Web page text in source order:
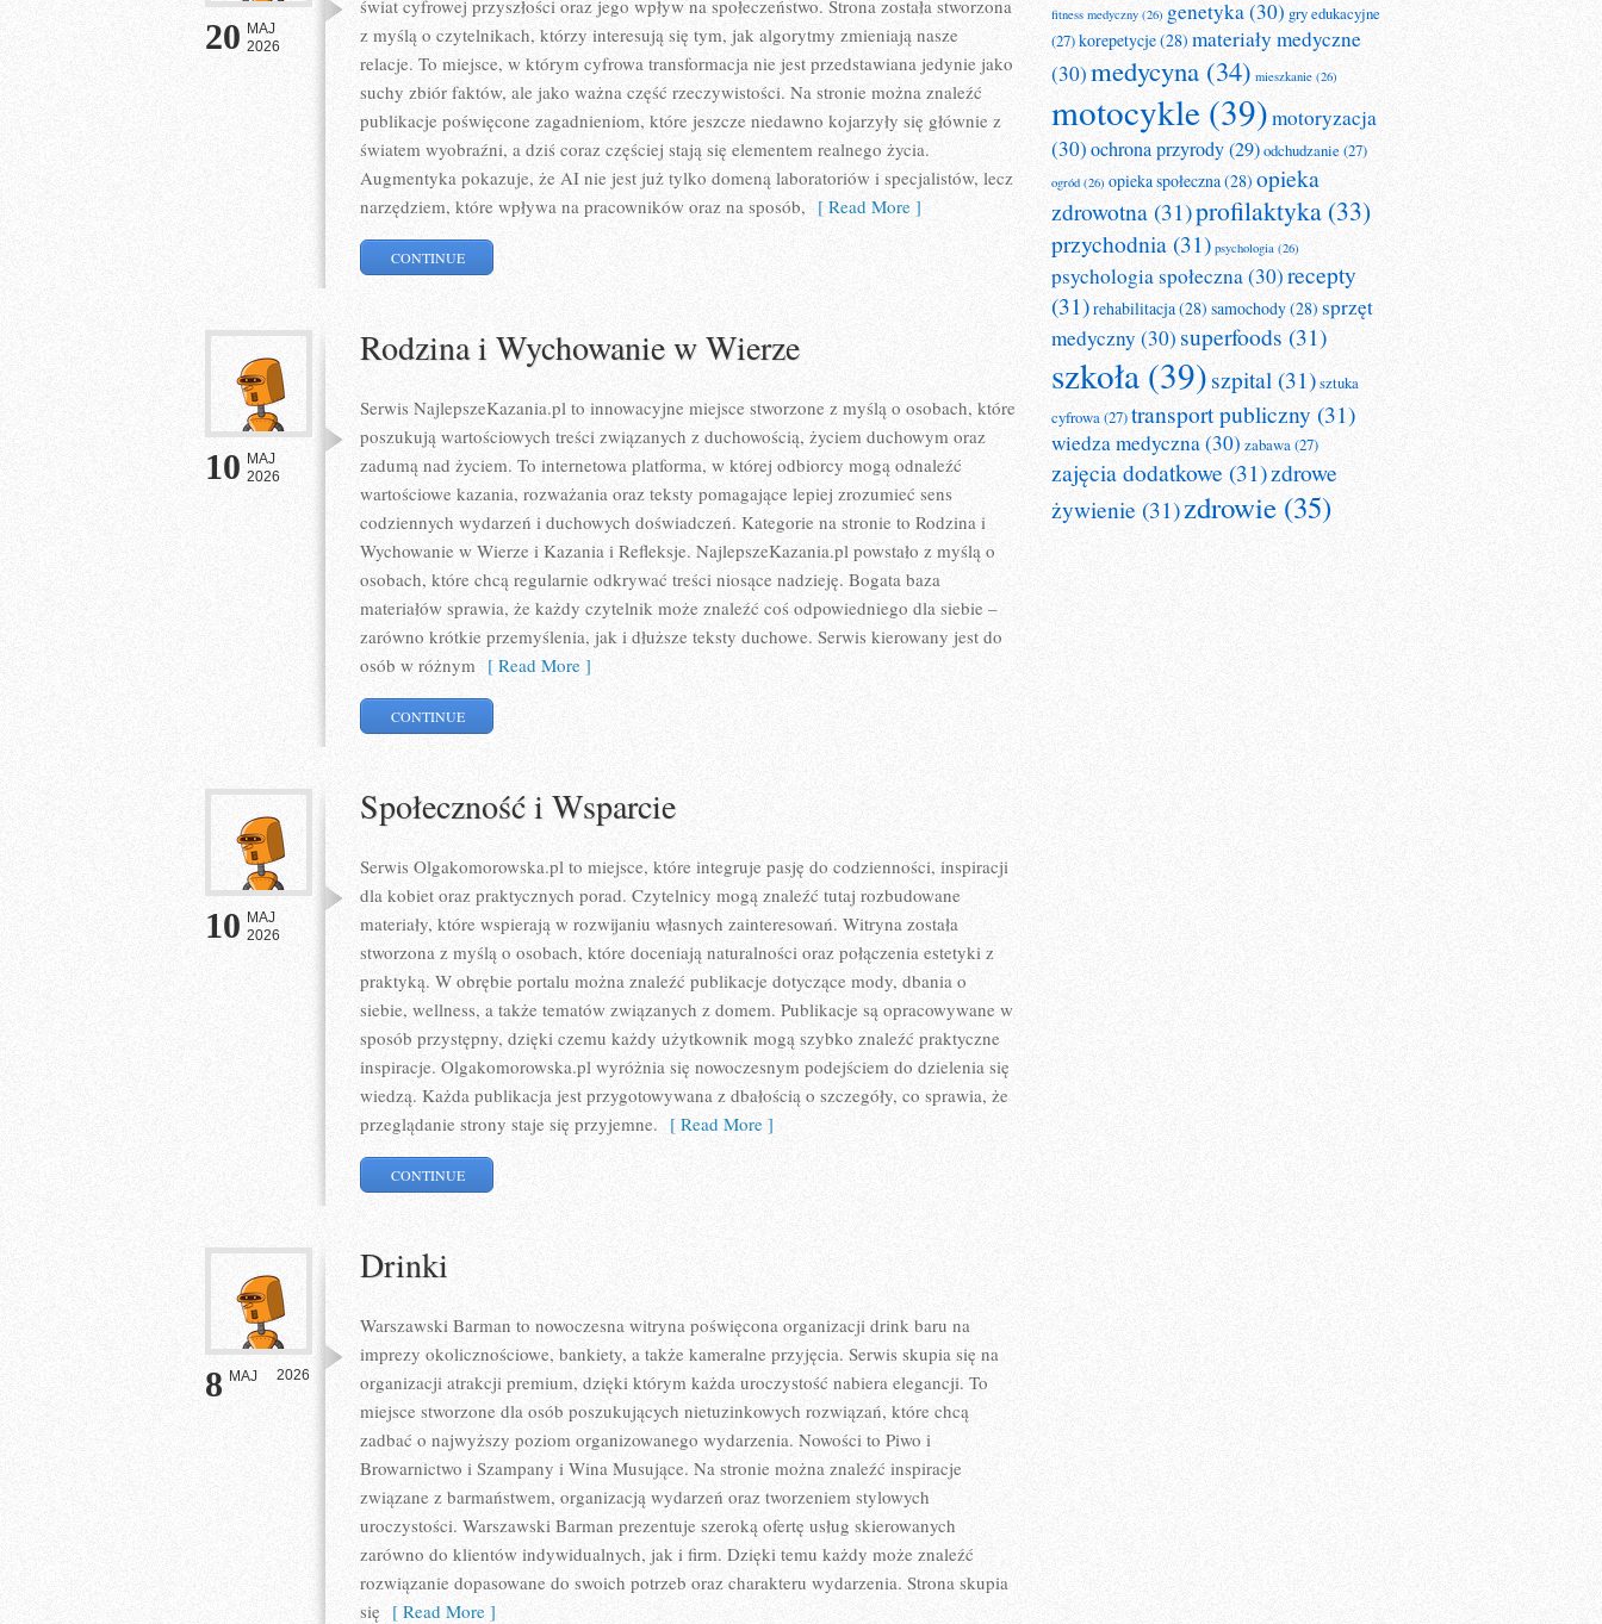
20 MAJ
2026
świat cyfrowej przyszłości oraz jego wpływ na społeczeństwo. Strona została stworzona
z myślą o czytelnikach, którzy interesują się tym, jak algorytmy zmieniają nasze
relacje. To miejsce, w którym cyfrowa transformacja nie jest przedstawiana jedynie jako
suchy zbiór faktów, ale jako ważna część rzeczywistości. Na stronie można znaleźć
publikacje poświęcone zagadnieniom, które jeszcze niedawno kojarzyły się głównie z
światem wyobraźni, a dziś coraz częściej stają się elementem realnego życia.
Augmentyka pokazuje, że AI nie jest już tylko domeną laboratoriów i specjalistów, lecz
narzędziem, które wpływa na pracowników oraz na sposób, [ Read More ]
CONTINUE
10 MAJ
2026
Rodzina i Wychowanie w Wierze
Serwis NajlepszeKazania.pl to innowacyjne miejsce stworzone z myślą o osobach, które
poszukują wartościowych treści związanych z duchowością, życiem duchowym oraz
zadumą nad życiem. To internetowa platforma, w której odbiorcy mogą odnaleźć
wartościowe kazania, rozważania oraz teksty pomagające lepiej zrozumieć sens
codziennych wydarzeń i duchowych doświadczeń. Kategorie na stronie to Rodzina i
Wychowanie w Wierze i Kazania i Refleksje. NajlepszeKazania.pl powstało z myślą o
osobach, które chcą regularnie odkrywać treści niosące nadzieję. Bogata baza
materiałów sprawia, że każdy czytelnik może znaleźć coś odpowiedniego dla siebie –
zarówno krótkie przemyślenia, jak i dłuższe teksty duchowe. Serwis kierowany jest do
osób w różnym [ Read More ]
CONTINUE
10 MAJ
2026
Społeczność i Wsparcie
Serwis Olgakomorowska.pl to miejsce, które integruje pasję do codzienności, inspiracji
dla kobiet oraz praktycznych porad. Czytelnicy mogą znaleźć tutaj rozbudowane
materiały, które wspierają w rozwijaniu własnych zainteresowań. Witryna została
stworzona z myślą o osobach, które doceniają naturalności oraz połączenia estetyki z
praktyką. W obrębie portalu można znaleźć publikacje dotyczące mody, dbania o
siebie, wellness, a także tematów związanych z domem. Publikacje są opracowywane w
sposób przystępny, dzięki czemu każdy użytkownik mogą szybko znaleźć praktyczne
inspiracje. Olgakomorowska.pl wyróżnia się nowoczesnym podejściem do dzielenia się
wiedzą. Każda publikacja jest przygotowywana z dbałością o szczegóły, co sprawia, że
przeglądanie strony staje się przyjemne. [ Read More ]
CONTINUE
8 MAJ 2026
Drinki
Warszawski Barman to nowoczesna witryna poświęcona organizacji drink baru na
imprezy okolicznościowe, bankiety, a także kameralne przyjęcia. Serwis skupia się na
organizacji atrakcji premium, dzięki którym każda uroczystość nabiera elegancji. To
miejsce stworzone dla osób poszukujących nietuzinkowych rozwiązań, które chcą
zadbać o najwyższy poziom organizowanego wydarzenia. Nowości to Piwo i
Browarnictwo i Szampany i Wina Musujące. Na stronie można znaleźć inspiracje
związane z barmaństwem, organizacją wydarzeń oraz tworzeniem stylowych
uroczystości. Warszawski Barman prezentuje szeroką ofertę usług skierowanych
zarówno do klientów indywidualnych, jak i firm. Dzięki temu każdy może znaleźć
rozwiązanie dopasowane do swoich potrzeb oraz charakteru wydarzenia. Strona skupia
się [ Read More ]
fitness medyczny (26) genetyka(30) gry edukacyjne
(27)korepetycje(28) materiały medyczne
(30)medycyna (34) mieszkanie (26)
motocykle (39)motoryzacja
(30)ochrona przyrody(29)odchudzanie(27)
ogród (26) opieka społeczna(28) opieka
zdrowotna (31)profilaktyka (33)
przychodnia (31) psychologia (26)
psychologia społeczna(30)recepty
(31)rehabilitacja(28) samochody(28) sprzęt
medyczny (30) superfoods (31)
szkoła (39)szpital (31)sztuka
cyfrowa(27)transport publiczny (31)
wiedza medyczna(30) zabawa(27)
zajęcia dodatkowe (31)zdrowe
żywienie (31)zdrowie (35)